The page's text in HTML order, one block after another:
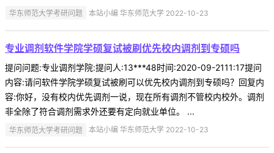
华东师范大学考研问题 本站小编 华东师范大学 2022-10-23
专业调剂软件学院学硕复试被刷优先校内调剂到专硕吗
提问问题:专业调剂学院:提问人:13***48时间:2020-09-2111:17提问
内容:请问软件学院学硕复试被刷可以优先校内调剂到专硕吗？回复内
容:你好，没有校内优先调剂一说，现在所有调剂不管校内校外。调剂
非全除了符合调剂需求外还要有定向就业单位。 ...
华东师范大学考研问题 本站小编 华东师范大学 2022-10-23